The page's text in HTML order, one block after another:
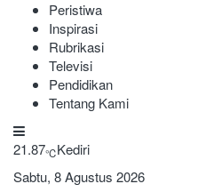
Peristiwa
Inspirasi
Rubrikasi
Televisi
Pendidikan
Tentang Kami
21.87℃Kediri
Sabtu, 8 Agustus 2026